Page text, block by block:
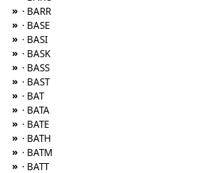
» · BARR
» · BASE
» · BASI
» · BASK
» · BASS
» · BAST
» · BAT
» · BATA
» · BATE
» · BATH
» · BATM
» · BATT